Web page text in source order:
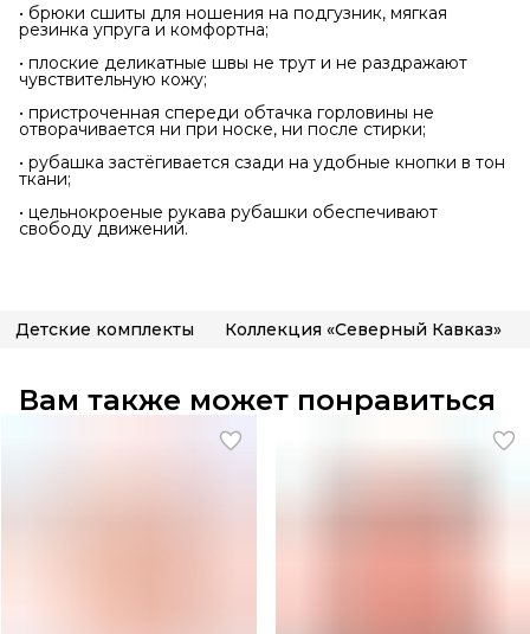
• брюки сшиты для ношения на подгузник, мягкая
резинка упруга и комфортна;
• плоские деликатные швы не трут и не раздражают
чувствительную кожу;
• пристроченная спереди обтачка горловины не
отворачивается ни при носке, ни после стирки;
• рубашка застёгивается сзади на удобные кнопки в тон
ткани;
• цельнокроеные рукава рубашки обеспечивают
свободу движений.
Детские комплекты Коллекция «Северный Кавказ»
Вам также может понравиться